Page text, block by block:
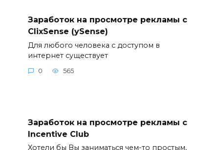
Заработок на просмотре рекламы с
ClixSense (ySense)
Для любого человека с доступом в
интернет существует
0 565
Заработок на просмотре рекламы с
Incentive Club
Хотели бы Вы заниматься чем-то простым,